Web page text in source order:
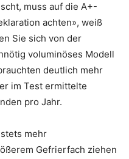
muss auf die A+-
achten», weiß
Sie sich von der
voluminöses Modell
deutlich mehr
im Test ermittelte
pro Jahr.
mehr
Gefrierfach ziehen